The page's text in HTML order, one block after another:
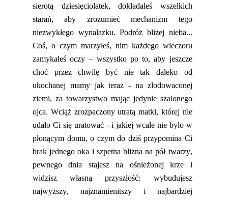
sierotą dziesięciolatek, dokładałeś wszelkich
starań, aby zrozumieć mechanizm tego
niezwykłego wynalazku.Podróż bliżej nieba...
Coś, o czym marzyłeś, nim każdego wieczoru
zamykałeś oczy – wszystko po to, aby jeszcze
choć przez chwilę być nie tak daleko od
ukochanej mamy jak teraz - na zlodowaconej
ziemi, za towarzystwo mając jedynie szalonego
ojca. Wciąż zrozpaczony utratą matki, której nie
udało Ci się uratować - i jakiej wcale nie było w
płonącym domu, o czym do dziś przypomina Ci
brak jednego oka i szpetna blizna na pół twarzy,
pewnego dnia stajesz na ośnieżonej krze i
widzisz własną przyszłość: wybudujesz
najwyższy, najznamienitszy i najbardziej